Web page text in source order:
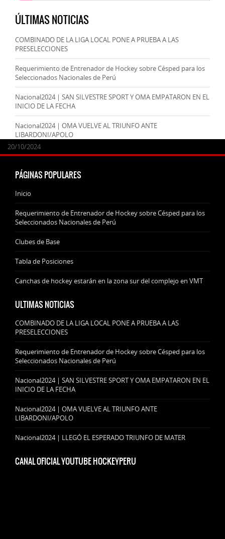
ÚLTIMAS NOTICIAS
COMBINADO DE LA LIGA LOCAL PONE A PRUEBA A LAS
PRESELECCIONES
24/09/2025
Requerimiento de Entrenador de Hockey sobre Césped para los
Seleccionados Nacionales de Perú
07/11/2024
Nacional2024 | SAN SILVESTRE SPORT Y OMA EMPATARON EN EL
INICIO DE LA FECHA
20/10/2024
Nacional2024 | OMA VUELVE AL TRIUNFO ANTE
LIBARDONI/APOLO
20/10/2024
PÁGINAS POPULARES
Inicio
Requerimiento de Entrenador de Hockey sobre Césped para los
Seleccionados Nacionales de Perú
Clubes de Base
Tabla de Posiciones
Canchas de hockey estarán en la zona sur del complejo en VMT
ULTIMAS NOTICIAS
COMBINADO DE LA LIGA LOCAL PONE A PRUEBA A LAS
PRESELECCIONES
Requerimiento de Entrenador de Hockey sobre Césped para los
Seleccionados Nacionales de Perú
Nacional2024 | SAN SILVESTRE SPORT Y OMA EMPATARON EN EL
INICIO DE LA FECHA
Nacional2024 | OMA VUELVE AL TRIUNFO ANTE
LIBARDONI/APOLO
Nacional2024 | LLEGÓ EL ESPERADO TRIUNFO DE MATER
CANAL OFICIAL YOUTUBE HOCKEYPERU